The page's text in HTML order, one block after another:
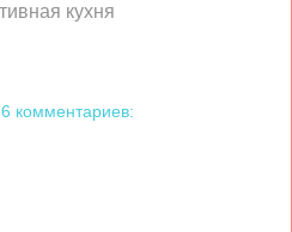
кухня
комментариев: